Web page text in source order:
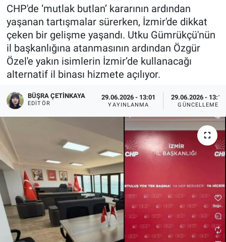
CHP'de ‘mutlak butlan’ kararının ardından
yaşanan tartışmalar sürerken, İzmir'de dikkat
çeken bir gelişme yaşandı. Utku Gümrükçü'nün
il başkanlığına atanmasının ardından Özgür
Özel'e yakın isimlerin İzmir’de kullanacağı
alternatif il binası hizmete açılıyor.
BÜŞRA ÇETINKAYA
EDITÖR
29.06.2026 - 13:01
YAYINLANMA
29.06.2026 - 13:17
GÜNCELLEME